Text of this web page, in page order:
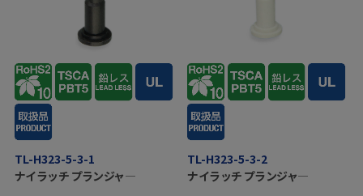
TL-H323-5-3-1
ナイラッチ プランジャ―
TL-H323-5-3-2
ナイラッチ プランジャ―